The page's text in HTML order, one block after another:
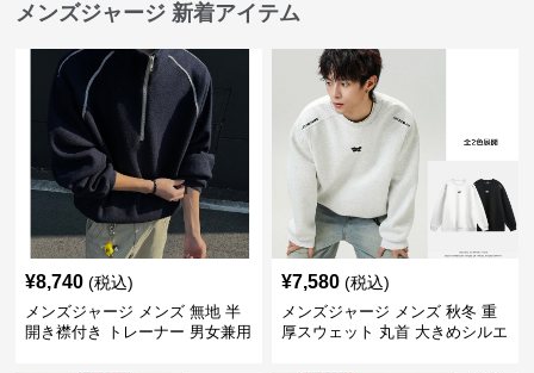
メンズジャージ 新着アイテム
¥8,740 (税込)
メンズジャージ メンズ 無地 半
開き襟付き トレーナー 男女兼用
¥7,580 (税込)
メンズジャージ メンズ 秋冬 重
厚スウェット 丸首 大きめシルエ